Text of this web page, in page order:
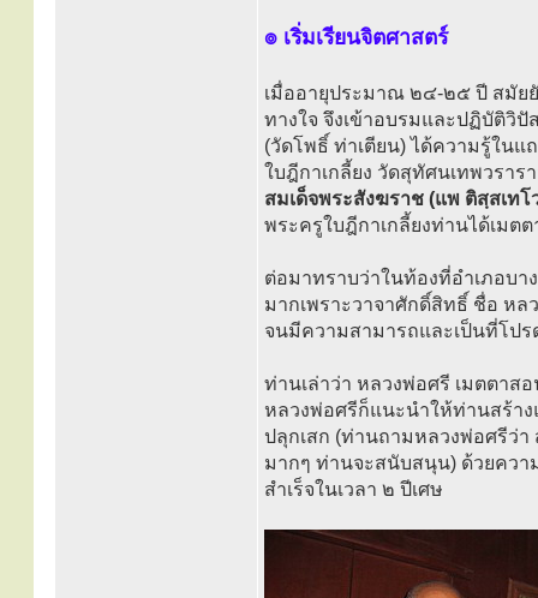
๏ เริ่มเรียนจิตศาสตร์
เมื่ออายุประมาณ ๒๔-๒๕ ปี สมัย
ทางใจ จึงเข้าอบรมและปฏิบัติวิ
(วัดโพธิ์ ท่าเตียน) ได้ความรู้ใน
ใบฎีกาเกลี้ยง วัดสุทัศนเทพวรา
สมเด็จพระสังฆราช (แพ ติสฺสเทโ
พระครูใบฎีกาเกลี้ยงท่านได้เมต
ต่อมาทราบว่าในท้องที่อำเภอบา
มากเพราะวาจาศักดิ์สิทธิ์ ชื่อ หล
จนมีความสามารถและเป็นที่โปร
ท่านเล่าว่า หลวงพ่อศรี เมตตา
หลวงพ่อศรีก็แนะนำให้ท่านสร้า
ปลุกเสก (ท่านถามหลวงพ่อศรีว่
มากๆ ท่านจะสนับสนุน) ด้วยควา
สำเร็จในเวลา ๒ ปีเศษ